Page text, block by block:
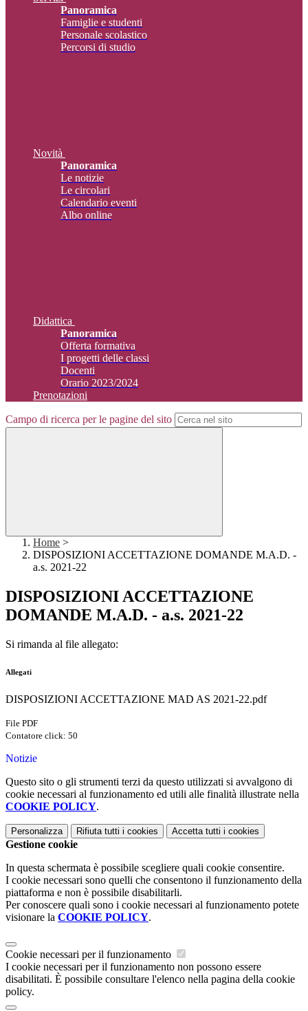
Panoramica
Famiglie e studenti
Personale scolastico
Percorsi di studio
Novità
Panoramica
Le notizie
Le circolari
Calendario eventi
Albo online
Didattica
Panoramica
Offerta formativa
I progetti delle classi
Docenti
Orario 2023/2024
Prenotazioni
Campo di ricerca per le pagine del sito
Home >
DISPOSIZIONI ACCETTAZIONE DOMANDE M.A.D. -
a.s. 2021-22
DISPOSIZIONI ACCETTAZIONE
DOMANDE M.A.D. - a.s. 2021-22
Si rimanda al file allegato:
Allegati
DISPOSIZIONI ACCETTAZIONE MAD AS 2021-22.pdf
File PDF
Contatore click: 50
Notizie
Questo sito o gli strumenti terzi da questo utilizzati si avvalgono di
cookie necessari al funzionamento ed utili alle finalità illustrate nella
COOKIE POLICY.
Personalizza Rifiuta tutti i cookies Accetta tutti i cookies
Gestione cookie
In questa schermata è possibile scegliere quali cookie consentire.
I cookie necessari sono quelli che consentono il funzionamento della
piattaforma e non è possibile disabilitarli.
Per conoscere quali sono i cookie necessari al funzionamento potete
visionare la COOKIE POLICY.
Cookie necessari per il funzionamento
I cookie necessari per il funzionamento non possono essere
disabilitati. È possibile consultare l'elenco nella pagina della cookie
policy.